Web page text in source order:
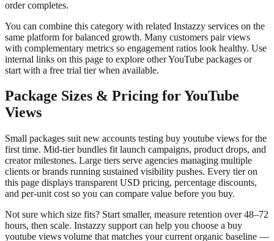
order completes.
You can combine this category with related Instazzy services on the
same platform for balanced growth. Many customers pair views
with complementary metrics so engagement ratios look healthy. Use
internal links on this page to explore other YouTube packages or
start with a free trial tier when available.
Package Sizes & Pricing for YouTube
Views
Small packages suit new accounts testing buy youtube views for the
first time. Mid-tier bundles fit launch campaigns, product drops, and
creator milestones. Large tiers serve agencies managing multiple
clients or brands running sustained visibility pushes. Every tier on
this page displays transparent USD pricing, percentage discounts,
and per-unit cost so you can compare value before you buy.
Not sure which size fits? Start smaller, measure retention over 48–72
hours, then scale. Instazzy support can help you choose a buy
youtube views volume that matches your current organic baseline —